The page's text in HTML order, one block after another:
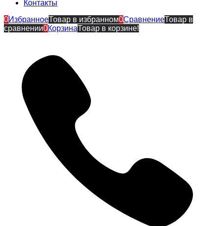
Контакты
0ИзбранноеТовар в избранном0СравнениеТовар в
сравнении0КорзинаТовар в корзине!